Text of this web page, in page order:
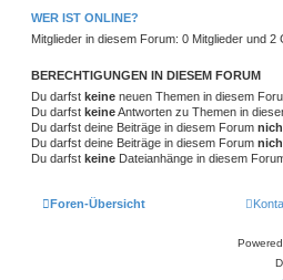
WER IST ONLINE?
Mitglieder in diesem Forum: 0 Mitglieder und 2
BERECHTIGUNGEN IN DIESEM FORUM
Du darfst keine neuen Themen in diesem
Du darfst keineAntworten zu Themen in
Du darfst deine Beiträge in diesem Forum
Du darfst deine Beiträge in diesem Forum
Du darfst keine Dateianhänge in diesem
Foren-Übersicht